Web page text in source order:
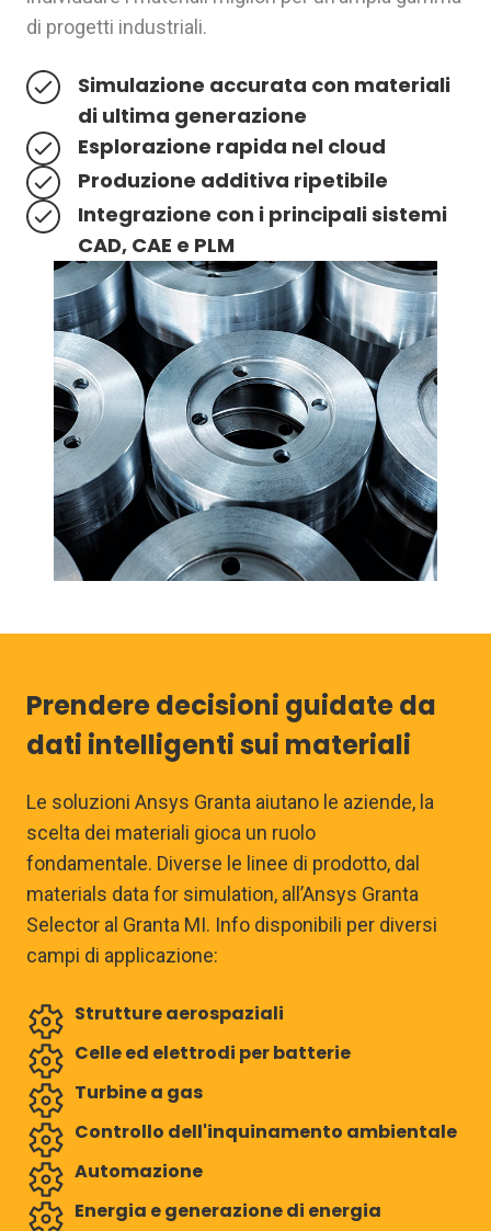
di progetti industriali.
Simulazione accurata con materiali
di ultima generazione
Esplorazione rapida nel cloud
Produzione additiva ripetibile
Integrazione con i principali sistemi
CAD, CAE e PLM
Prendere decisioni guidate da
dati intelligenti sui materiali
Le soluzioni Ansys Granta aiutano le aziende, la
scelta dei materiali gioca un ruolo
fondamentale. Diverse le linee di prodotto, dal
materials data for simulation, all’Ansys Granta
Selector al Granta MI. Info disponibili per diversi
campi di applicazione:
Strutture aerospaziali
Celle ed elettrodi per batterie
Turbine a gas
Controllo dell'inquinamento ambientale
Automazione
Energia e generazione di energia